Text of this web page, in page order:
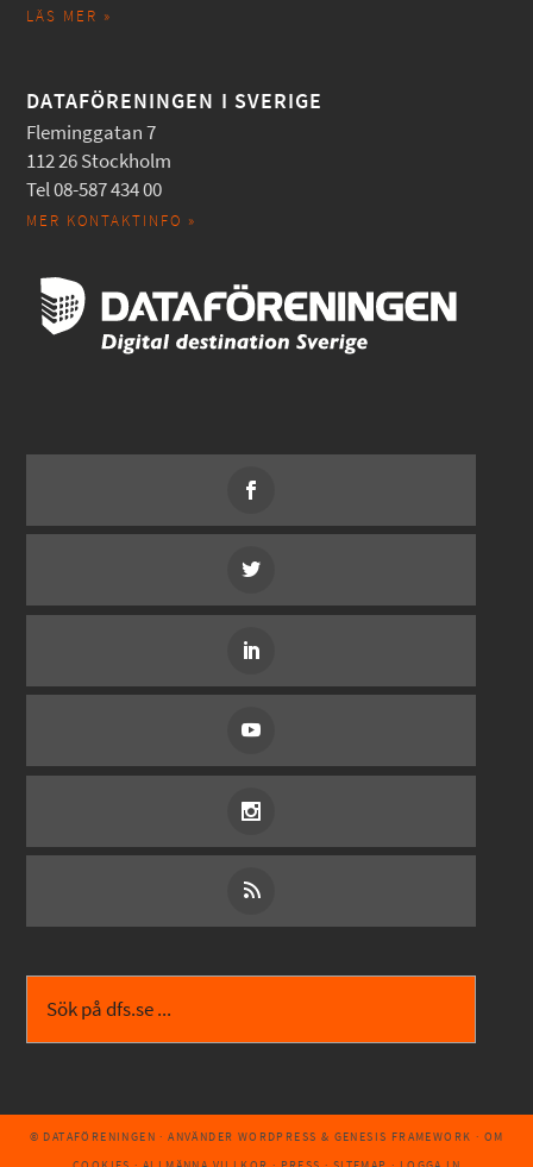
LÄS MER »
DATAFÖRENINGEN I SVERIGE
Fleminggatan 7
112 26 Stockholm
Tel 08-587 434 00
MER KONTAKTINFO »
© DATAFÖRENINGEN · ANVÄNDER WORDPRESS & GENESIS FRAMEWORK · OM